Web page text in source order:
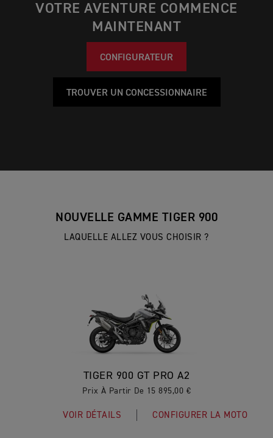
VOTRE AVENTURE COMMENCE
MAINTENANT
CONFIGURATEUR
TROUVER UN CONCESSIONNAIRE
NOUVELLE GAMME TIGER 900
LAQUELLE ALLEZ VOUS CHOISIR ?
TIGER 900 GT PRO A2
Prix À Partir De 15 895,00 €
VOIR DÉTAILS CONFIGURER LA MOTO